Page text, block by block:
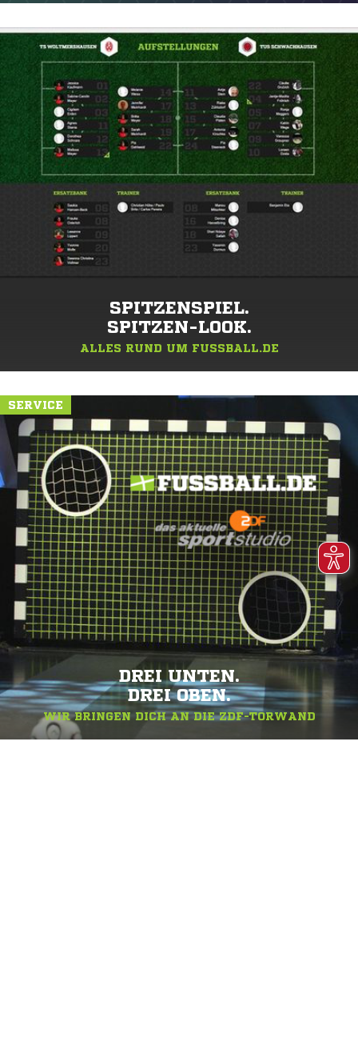
SPITZENSPIEL.
SPITZEN-LOOK.
ALLES RUND UM FUSSBALL.DE
SERVICE
DREI UNTEN.
DREI OBEN.
WIR BRINGEN DICH AN DIE ZDF-TORWAND